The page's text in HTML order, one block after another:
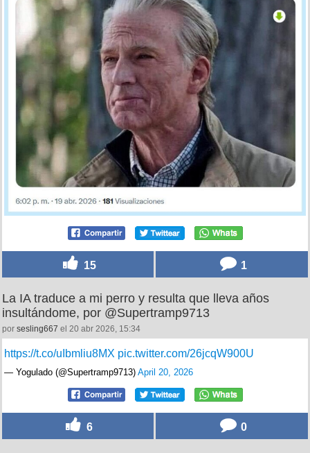
15 1
La IA traduce a mi perro y resulta que lleva años
insultándome, por @Supertramp9713
por sesling667 el 20 abr 2026, 15:34
https://t.co/uIbmliu8MX pic.twitter.com/26jcqW900U
— Yogulado (@Supertramp9713) April 20, 2026
6 0